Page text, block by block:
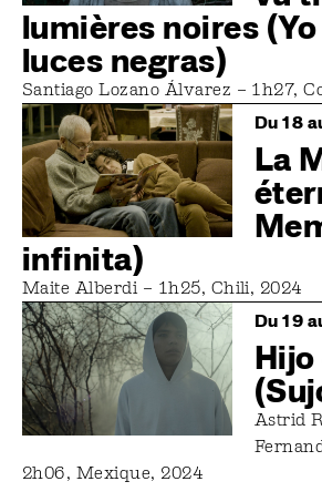
lumières noires
luces negras)
Santiago Lozano Álvarez – 1h27,
Image
Du 18
La
infinita)
Maite Alberdi – 1h25, Chili, 2024
Image
Du 19
Astrid
2h06, Mexique, 2024